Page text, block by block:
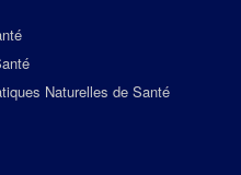
Naturelles de Santé